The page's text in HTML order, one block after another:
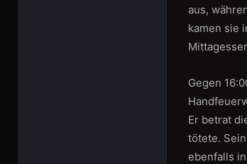
aus,
kamen sie
Gegen
Er betrat
tötete.
ebenfalls